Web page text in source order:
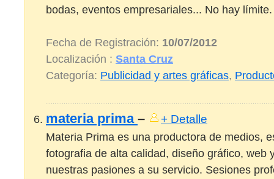
bodas, eventos empresariales... No hay
Fecha de Registración: 10/07/2012
Localización : Santa Cruz
Categoría: Publicidad y artes gráficas,
materia prima –
+ Detalle
Materia Prima es una productora de medios,
fotografia de alta calidad, diseño gráfico, web
nuestras pasiones a su servicio. Sesiones